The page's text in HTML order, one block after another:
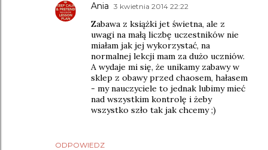
ODPOWIEDZ
Ania 3 kwietnia 2014 22:22
Zabawa z książki jet świetna, ale z
uwagi na małą liczbę uczestników nie
miałam jak jej wykorzystać, na
normalnej lekcji mam za dużo uczniów.
A wydaje mi się, że unikamy zabawy w
sklep z obawy przed chaosem, hałasem
- my nauczyciele to jednak lubimy mieć
nad wszystkim kontrolę i żeby
wszystko szło tak jak chcemy ;)